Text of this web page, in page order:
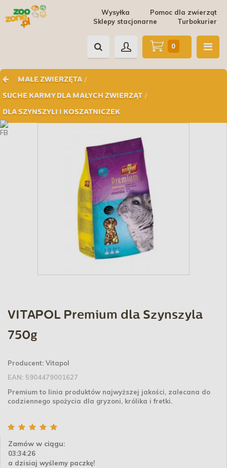
Pomoc dla zwierząt
Wysyłka
Turbokurier
Sklepy stacjonarne
MAŁE ZWIERZĘTA /
SUCHE KARMY DLA MAŁYCH ZWIERZĄT /
DLA SZYNSZYLI I KOSZATNICZEK
0
VITAPOL Premium dla Szynszyla
750g
Producent: Vitapol
EAN: 5904479001627
Premium to linia produktów najwyższej jakości, zalecana do
codziennego spożycia dla gryzoni, królika i fretki.
Zamów w ciągu:
03:34:25
a dzisiaj wyślemy paczkę!